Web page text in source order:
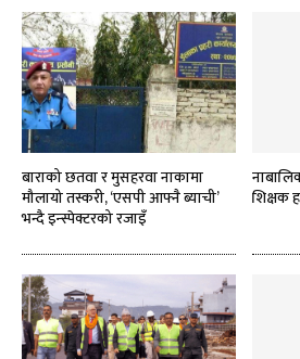
बाराको छतवा र मुसहरवा नाकामा
मौलायो तस्करी, ‘एसपी आफ्नै ब्याची’
भन्दै इन्स्पेक्टरको रजाइँ
शिक्षक